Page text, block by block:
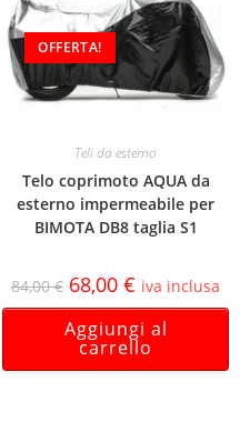
OFFERTA!
Teli da esterno
Telo coprimoto AQUA da
esterno impermeabile per
BIMOTA DB8 taglia S1
84,00€ 68,00 € iva inclusa
Aggiungi al
carrello